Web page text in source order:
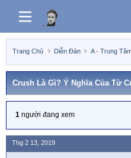
Trang Chủ Diễn Đàn A - Trung
Crush Là Gì? Ý Nghĩa Của Từ
1 người đang xem
Thg 2 13, 2019